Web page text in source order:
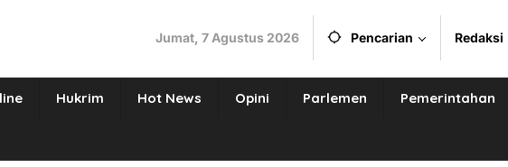
Jumat, 7 Agustus 2026 Pencarian Redaksi
Hukrim Hot News Opini Parlemen Pemerintahan